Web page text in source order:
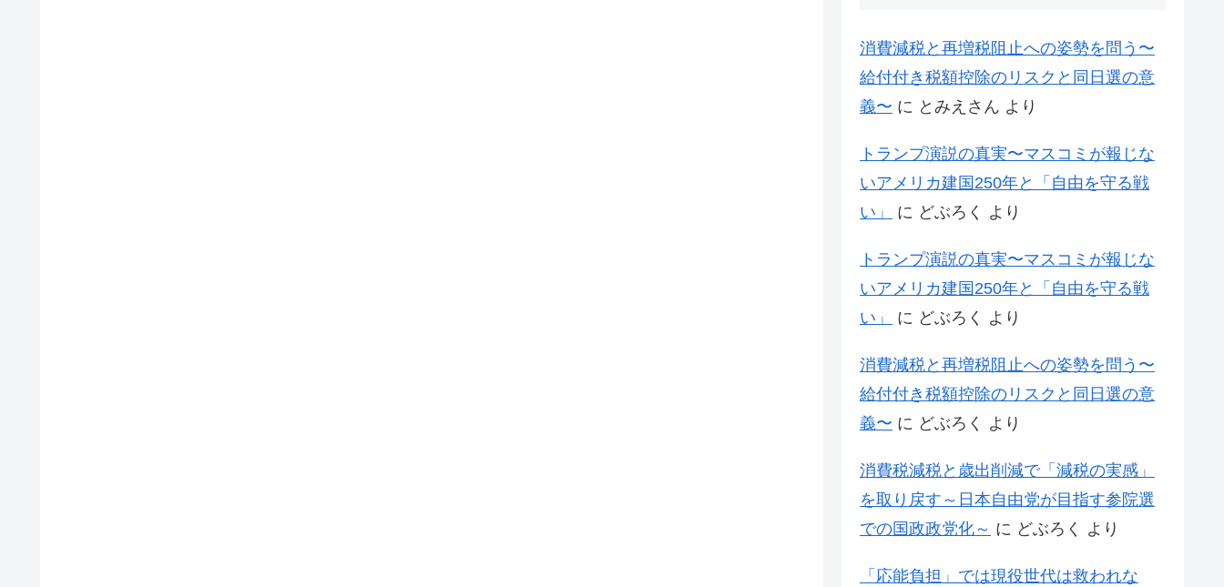
消費減税と再増税阻止への姿勢を問う〜
給付付き税額控除のリスクと同日選の意
義〜 に とみえさん より
トランプ演説の真実〜マスコミが報じな
いアメリカ建国250年と「自由を守る戦
い」
に どぶろく より
トランプ演説の真実〜マスコミが報じな
いアメリカ建国250年と「自由を守る戦
い」
に どぶろく より
消費減税と再増税阻止への姿勢を問う〜
給付付き税額控除のリスクと同日選の意
義〜 に どぶろく より
消費税減税と歳出削減で「減税の実感」
を取り戻す～日本自由党が目指す参院選
での国政政党化～ に どぶろく より
「応能負担」では現役世代は救われな